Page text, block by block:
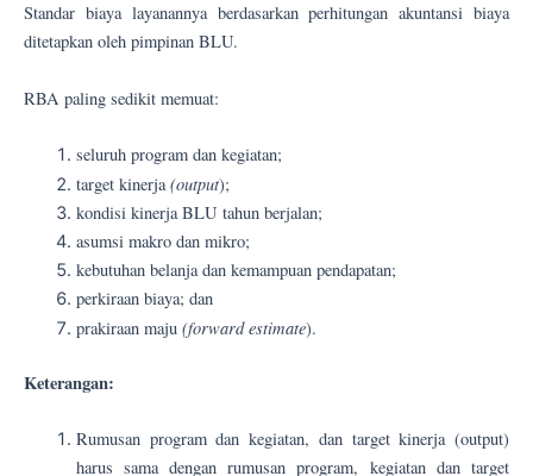
Standar biaya layanannya berdasarkan perhitungan akuntansi biaya
ditetapkan oleh pimpinan BLU.
RBA paling sedikit memuat:
seluruh program dan kegiatan;
target kinerja(output);
kondisi kinerja BLU tahun berjalan;
asumsi makro dan mikro;
kebutuhan belanja dan kemampuan pendapatan;
perkiraan biaya; dan
prakiraan maju (forward estimate).
Keterangan:
Rumusan program dan kegiatan, dan target kinerja (output)
harus sama dengan rumusan program, kegiatan dan target